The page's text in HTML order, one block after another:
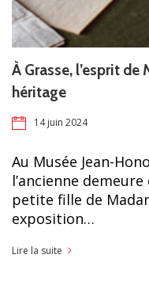
À Grasse, l’esprit de
héritage
14 juin 2024
Au Musée Jean-
l’ancienne
petite fille de
exposition…
Lire la suite